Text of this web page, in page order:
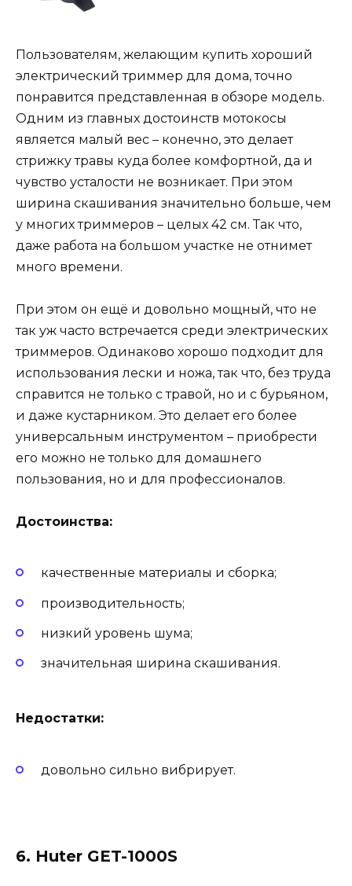
Пользователям, желающим купить хороший
электрический триммер для дома, точно
понравится представленная в обзоре модель.
Одним из главных достоинств мотокосы
является малый вес – конечно, это делает
стрижку травы куда более комфортной, да и
чувство усталости не возникает. При этом
ширина скашивания значительно больше, чем
у многих триммеров – целых 42 см. Так что,
даже работа на большом участке не отнимет
много времени.
При этом он ещё и довольно мощный, что не
так уж часто встречается среди электрических
триммеров. Одинаково хорошо подходит для
использования лески и ножа, так что, без труда
справится не только с травой, но и с бурьяном,
и даже кустарником. Это делает его более
универсальным инструментом – приобрести
его можно не только для домашнего
пользования, но и для профессионалов.
Достоинства:
качественные материалы и сборка;
производительность;
низкий уровень шума;
значительная ширина скашивания.
Недостатки:
довольно сильно вибрирует.
6. Huter GET-1000S